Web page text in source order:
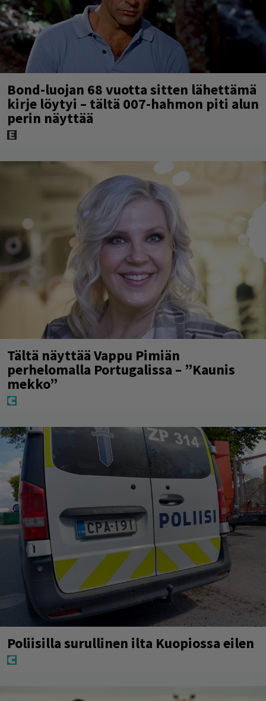
Bond-luojan 68 vuotta sitten lähettämä
kirje löytyi – tältä 007-hahmon piti alun
perin näyttää
Tältä näyttää Vappu Pimiän
perhelomalla Portugalissa – ”Kaunis
mekko”
Poliisilla surullinen ilta Kuopiossa eilen